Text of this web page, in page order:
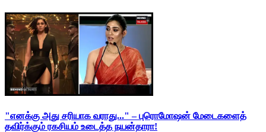
"எனக்கு அது சரியாக வராது..." – புரொமோஷன் மேடைகளைத்
தவிர்க்கும் ரகசியம் உடைத்த நயன்தாரா!